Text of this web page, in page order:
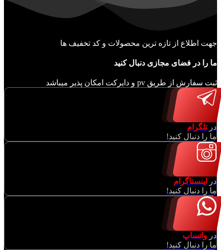
جهت اطلاع از تازه ترین محصولات و کد تخفیف ها
ما را در فضای مجازی دنبال کنید
ثبت سفارش از طریق pv و دایرکت امکان پذیر میباشد
درتلگرام
ما را دنبال کنید!
در
اینستاگرام
ما را دنبال کنید!
در واتساپ
ما را دنبال کنید!